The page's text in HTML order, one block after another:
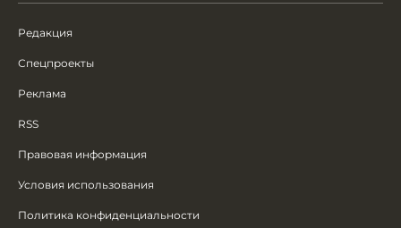
Редакция
Спецпроекты
Реклама
RSS
Правовая информация
Условия использования
Политика конфиденциальности